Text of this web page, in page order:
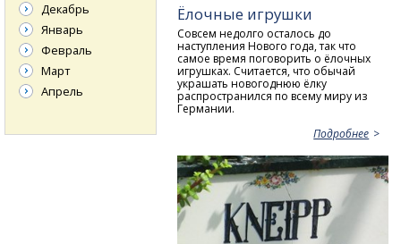
Ёлочные игрушки
Совсем недолго осталось до
наступления Нового года, так что
самое время поговорить о ёлочных
игрушках. Считается, что обычай
украшать новогоднюю ёлку
распространился по всему миру из
Германии.
Подробнее
Декабрь
Январь
Февраль
Март
Апрель